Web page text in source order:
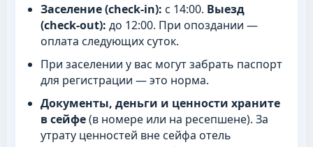
Заселение (check-in): с 14:00. Выезд
(check-out): до 12:00. При опоздании —
оплата следующих суток.
При заселении у вас могут забрать паспорт
для регистрации — это норма.
Документы, деньги и ценности храните
в сейфе(в номере или на ресепшене). За
утрату ценностей вне сейфа отель